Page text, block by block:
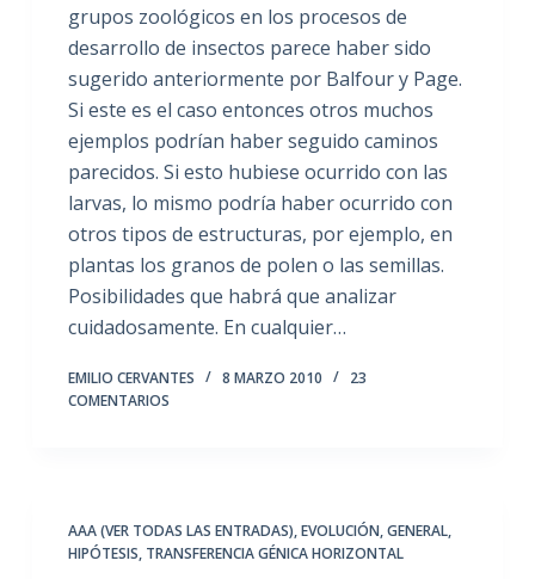
grupos zoológicos en los procesos de
desarrollo de insectos parece haber sido
sugerido anteriormente por Balfour y Page.
Si este es el caso entonces otros muchos
ejemplos podrían haber seguido caminos
parecidos. Si esto hubiese ocurrido con las
larvas, lo mismo podría haber ocurrido con
otros tipos de estructuras, por ejemplo, en
plantas los granos de polen o las semillas.
Posibilidades que habrá que analizar
cuidadosamente. En cualquier…
EMILIO CERVANTES 8 MARZO 2010
23
COMENTARIOS
AAA (VER TODAS LAS ENTRADAS),EVOLUCIÓN,GENERAL,
HIPÓTESIS, TRANSFERENCIA GÉNICA HORIZONTAL